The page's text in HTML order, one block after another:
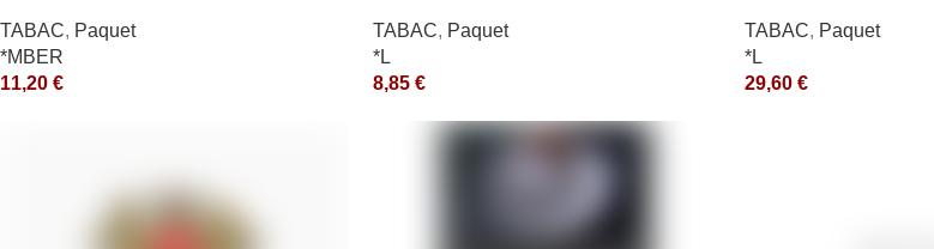
TABAC, Paquet
*MBER
11,20 €
TABAC, Paquet
*L
8,85 €
TABAC, Paquet
*L
29,60 €